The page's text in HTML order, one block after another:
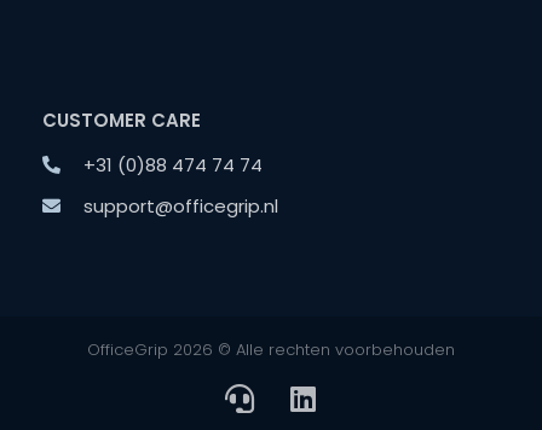
CUSTOMER CARE
+31 (0)88 474 74 74
support@officegrip.nl
OfficeGrip 2026 © Alle rechten voorbehouden